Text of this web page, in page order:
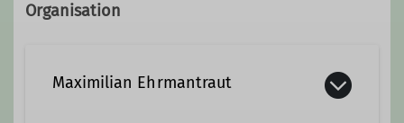
Organisation
Maximilian Ehrmantraut